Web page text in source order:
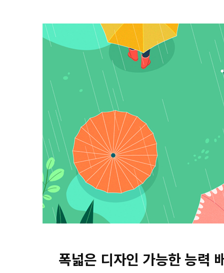
폭넓은 디자인 가능한 능력